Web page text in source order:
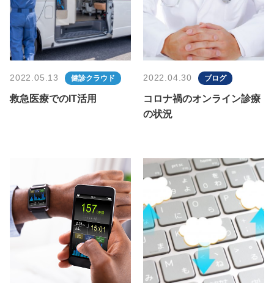
2022.05.13 健診クラウド
救急医療でのIT活用
2022.04.30 ブログ
コロナ禍のオンライン診療
の状況